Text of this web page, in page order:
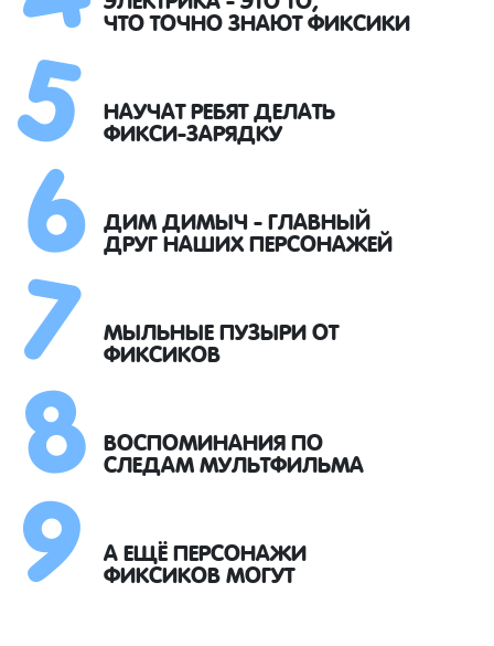
ЧТО ТОЧНО ЗНАЮТ ФИКСИКИ
НАУЧАТ РЕБЯТ ДЕЛАТЬ
ФИКСИ-ЗАРЯДКУ
ДИМ ДИМЫЧ - ГЛАВНЫЙ
ДРУГ НАШИХ ПЕРСОНАЖЕЙ
МЫЛЬНЫЕ ПУЗЫРИ ОТ
ФИКСИКОВ
ВОСПОМИНАНИЯ ПО
СЛЕДАМ МУЛЬТФИЛЬМА
А ЕЩЁ ПЕРСОНАЖИ
ФИКСИКОВ МОГУТ